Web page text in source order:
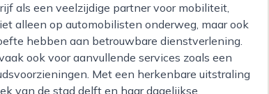
als een veelzijdige partner voor mobiliteit,
alleen op automobilisten onderweg, maar ook
hebben aan betrouwbare dienstverlening.
ook voor aanvullende services zoals een
Met een herkenbare uitstraling
van de stad delft en haar dagelijkse